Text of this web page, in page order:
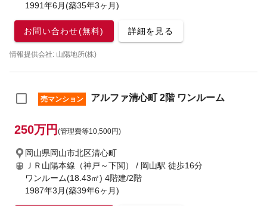
1991年6月(築35年3ヶ月)
お問い合わせ(無料) 詳細を見る
情報提供会社: 山陽地所(株)
売マンション アルファ清心町 2階 ワンルーム
250万円 (管理費等10,500円)
岡山県岡山市北区清心町
ＪＲ山陽本線（神戸～下関） / 岡山駅 徒歩16分
ワンルーム(18.43㎡) 4階建/2階
1987年3月(築39年6ヶ月)